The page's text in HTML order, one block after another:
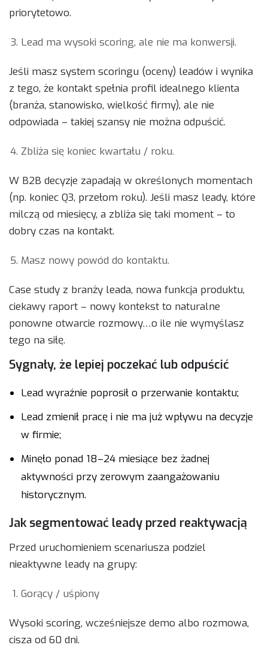
priorytetowo.
Lead ma wysoki scoring, ale nie ma konwersji.
Jeśli masz system scoringu (oceny) leadów i wynika
z tego, że kontakt spełnia profil idealnego klienta
(branża, stanowisko, wielkość firmy), ale nie
odpowiada – takiej szansy nie można odpuścić.
Zbliża się koniec kwartału / roku.
W B2B decyzje zapadają w określonych momentach
(np. koniec Q3, przełom roku). Jeśli masz leady, które
milczą od miesięcy, a zbliża się taki moment – to
dobry czas na kontakt.
Masz nowy powód do kontaktu.
Case study z branży leada, nowa funkcja produktu,
ciekawy raport – nowy kontekst to naturalne
ponowne otwarcie rozmowy…o ile nie wymyślasz
tego na siłę.
Sygnały, że lepiej poczekać lub odpuścić
Lead wyraźnie poprosił o przerwanie kontaktu;
Lead zmienił pracę i nie ma już wpływu na decyzje
w firmie;
Minęło ponad 18–24 miesiące bez żadnej
aktywności przy zerowym zaangażowaniu
historycznym.
Jak segmentować leady przed reaktywacją
Przed uruchomieniem scenariusza podziel
nieaktywne leady na grupy:
Gorący / uśpiony
Wysoki scoring, wcześniejsze demo albo rozmowa,
cisza od 60 dni.